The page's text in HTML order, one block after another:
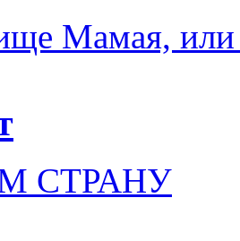
Мамая, или
СТРАНУ